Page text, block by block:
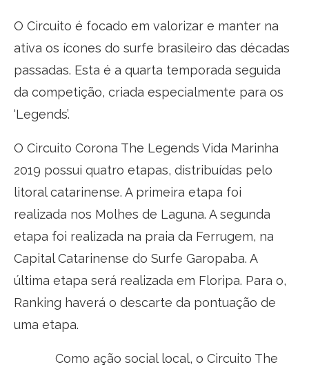
O Circuito é focado em valorizar e manter na
ativa os ícones do surfe brasileiro das décadas
passadas. Esta é a quarta temporada seguida
da competição, criada especialmente para os
‘Legends’.
O Circuito Corona The Legends Vida Marinha
2019 possui quatro etapas, distribuídas pelo
litoral catarinense. A primeira etapa foi
realizada nos Molhes de Laguna. A segunda
etapa foi realizada na praia da Ferrugem, na
Capital Catarinense do Surfe Garopaba. A
última etapa será realizada em Floripa. Para o,
Ranking haverá o descarte da pontuação de
uma etapa.
Como ação social local, o Circuito The